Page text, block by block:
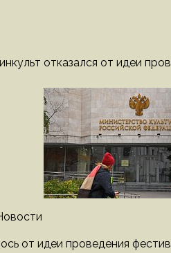
отказался от идеи
от идеи проведения